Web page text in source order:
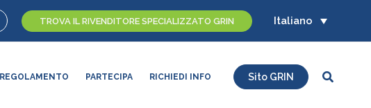
TROVA IL RIVENDITORE SPECIALIZZATO GRIN Italiano
REGOLAMENTO PARTECIPA RICHIEDI INFO Sito GRIN Cerca